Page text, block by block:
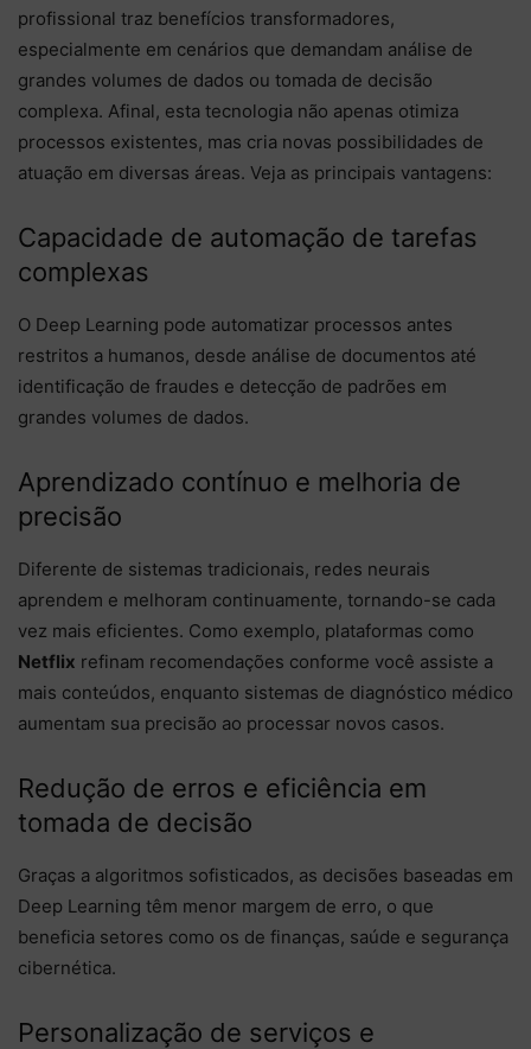
profissional traz benefícios transformadores,
especialmente em cenários que demandam análise de
grandes volumes de dados ou tomada de decisão
complexa. Afinal, esta tecnologia não apenas otimiza
processos existentes, mas cria novas possibilidades de
atuação em diversas áreas. Veja as principais vantagens:
Capacidade de automação de tarefas
complexas
O Deep Learning pode automatizar processos antes
restritos a humanos, desde análise de documentos até
identificação de fraudes e detecção de padrões em
grandes volumes de dados.
Aprendizado contínuo e melhoria de
precisão
Diferente de sistemas tradicionais, redes neurais
aprendem e melhoram continuamente, tornando-se cada
vez mais eficientes. Como exemplo, plataformas como
Netflix refinam recomendações conforme você assiste a
mais conteúdos, enquanto sistemas de diagnóstico médico
aumentam sua precisão ao processar novos casos.
Redução de erros e eficiência em
tomada de decisão
Graças a algoritmos sofisticados, as decisões baseadas em
Deep Learning têm menor margem de erro, o que
beneficia setores como os de finanças, saúde e segurança
cibernética.
Personalização de serviços e